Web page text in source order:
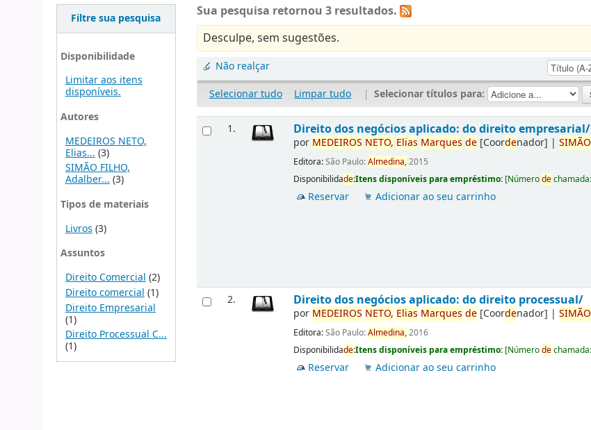
Filtre sua pesquisa
Disponibilidade
Limitar aos itens
disponíveis.
Autores
MEDEIROS NETO,
Elias... (3)
SIMÃO FILHO,
Adalber...(3)
Tipos de materiais
Livros (3)
Assuntos
Direito Comercial (2)
Direito comercial (1)
Direito Empresarial
(1)
Direito Processual C...
(1)
Sua pesquisa retornou 3 resultados.
Desculpe, sem sugestões.
Não realçar
Selecionar tudo
Limpar tudo | Selecionar títulos para:
1. Direito dos negócios aplicado: do direito empresarial/
por MEDEIROS NETO, Elias Marques de [Coordenador] |SIMÃO
Editora:São Paulo:Almedina,2015
Disponibilidade:Itens disponíveis para empréstimo: [Númerode
Reservar Adicionar ao seu carrinho
2. Direito dos negócios aplicado: do direito processual/
por MEDEIROS NETO, Elias Marques de [Coordenador] |SIMÃO
Editora:São Paulo:Almedina,2016
Disponibilidade:Itens disponíveis para empréstimo: [Númerode
Reservar Adicionar ao seu carrinho